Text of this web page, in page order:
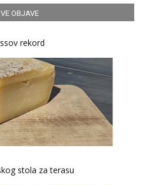
OBJAVE
rekord
stola za terasu